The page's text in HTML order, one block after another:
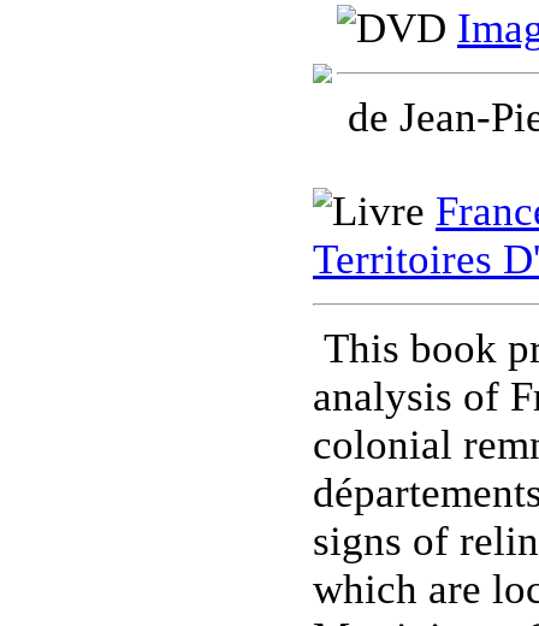
de Jean-
Territoires
This book
analysis of
colonial
signs of
which are